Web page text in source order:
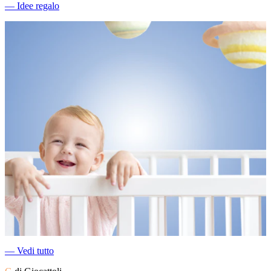
― Idee regalo
― Vedi tutto